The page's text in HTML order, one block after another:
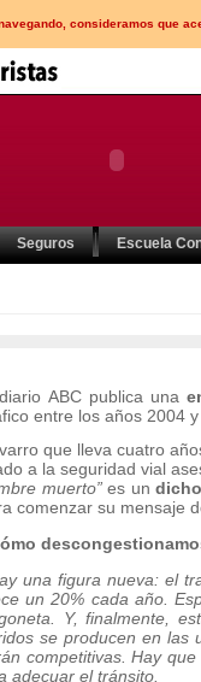
consideramos que
Seguros Escuela
ABC publica una
entre los años 2004 y
que lleva cuatro
a la seguridad vial
muerto”es un
comenzar su mensaje
una figura nueva: el
un 20% cada año.
Y, finalmente,
se producen en las
competitivas. Hay
adecuar el tránsito.